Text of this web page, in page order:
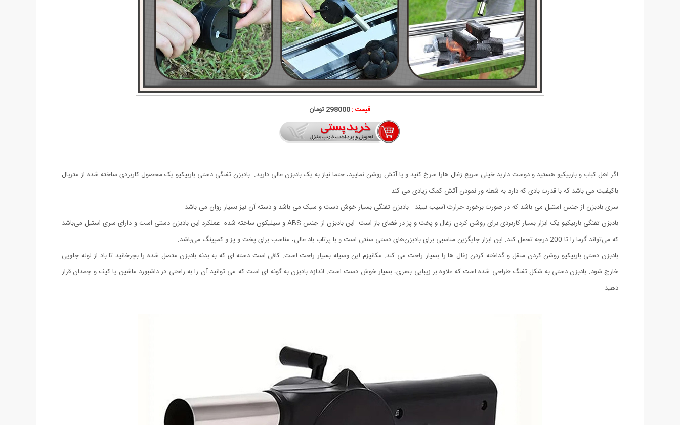
قیمت :298000 تومان
اگر اهل کباب و باربیکیو هستید و دوست دارید خیلی سریع زغال هارا سرخ کنید و یا آتش روشن نمایید، حتما نیاز به یک بادبزن عالی دارید. بادبزن تفنگی دستی باربیکیو یک محصول کاربردی ساخته شده از متریال
باکیفیت می باشد که با قدرت بادی که دارد به شعله ور نمودن آتش کمک زیادی می کند.
سری بادبزن از جنس استیل می باشد که در صورت برخورد حرارت آسیب نبیند. بادبزن تفنگی بسیار خوش دست و سبک می باشد و دسته آن نیز بسیار روان می باشد.
بادبزن تفنگی باربیکیو یک ابزار بسیار کاربردی برای روشن کردن زغال و پخت و پز در فضای باز است. این بادبزن از جنس ABS و سیلیکون ساخته شده. عملکرد این بادبزن دستی است و دارای سری استیل می‌باشد
که می‌تواند گرما را تا 200 درجه تحمل کند. این ابزار جایگزین مناسبی برای بادبزن‌های دستی سنتی است و با پرتاب باد عالی، مناسب برای پخت و پز و کمپینگ می‌باشد.
بادبزن دستی باربیکیو روشن کردن منقل و گداخته کردن زغال ها را بسیار راحت می کند. مکانیزم این وسیله بسیار راحت است. کافی است دسته ای که به بدنه بادبزن متصل شده را بچرخانید تا باد از لوله جلویی
خارج شود. بادبزن دستی به شکل تفنگ طراحی شده است که علاوه بر زیبایی بصری، بسیار خوش دست است. اندازه بادبزن به گونه ای است که می توانید آن را به راحتی در داشبورد ماشین یا کیف و چمدان قرار
دهید.